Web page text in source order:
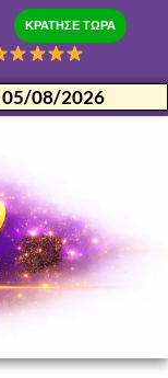
ΚΡΑΤΗΣΕ ΤΩΡΑ
05/08/2026